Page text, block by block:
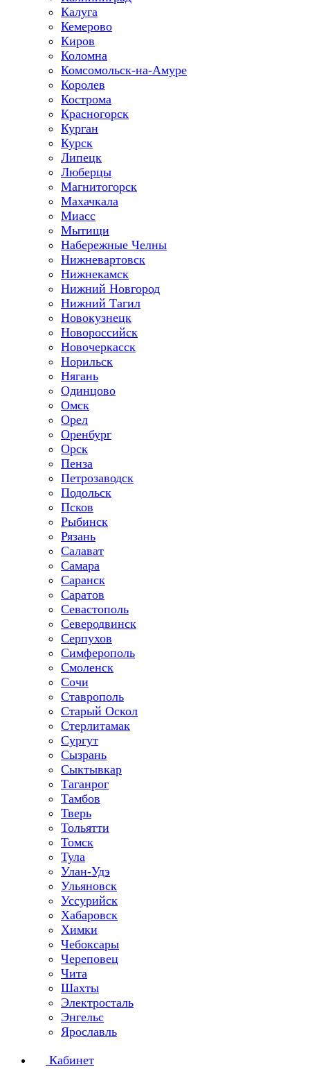
Калуга
Кемерово
Киров
Коломна
Комсомольск-на-Амуре
Королев
Кострома
Красногорск
Курган
Курск
Липецк
Люберцы
Магнитогорск
Махачкала
Миасс
Мытищи
Набережные Челны
Нижневартовск
Нижнекамск
Нижний Новгород
Нижний Тагил
Новокузнецк
Новороссийск
Новочеркасск
Норильск
Нягань
Одинцово
Омск
Орел
Оренбург
Орск
Пенза
Петрозаводск
Подольск
Псков
Рыбинск
Рязань
Салават
Самара
Саранск
Саратов
Севастополь
Северодвинск
Серпухов
Симферополь
Смоленск
Сочи
Ставрополь
Старый Оскол
Стерлитамак
Сургут
Сызрань
Сыктывкар
Таганрог
Тамбов
Тверь
Тольятти
Томск
Тула
Улан-Удэ
Ульяновск
Уссурийск
Хабаровск
Химки
Чебоксары
Череповец
Чита
Шахты
Электросталь
Энгельс
Ярославль
Кабинет